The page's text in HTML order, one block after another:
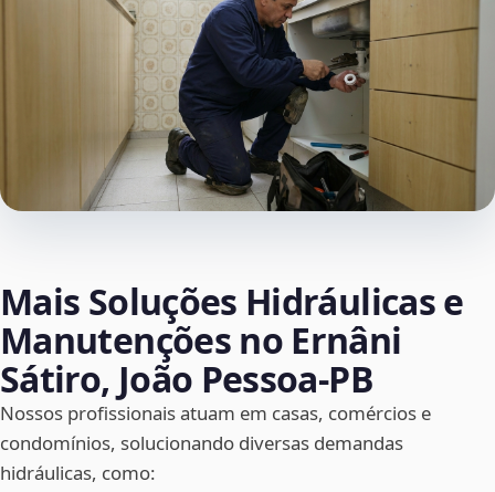
Mais Soluções Hidráulicas e
Manutenções no Ernâni
Sátiro, João Pessoa‑PB
Nossos profissionais atuam em casas, comércios e
condomínios, solucionando diversas demandas
hidráulicas, como: